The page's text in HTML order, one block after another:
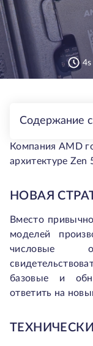
4s
Содержание
Компания AMD
архитектуре Zen
НОВАЯ
Вместо
моделей
числовые
базовые и
ответить на